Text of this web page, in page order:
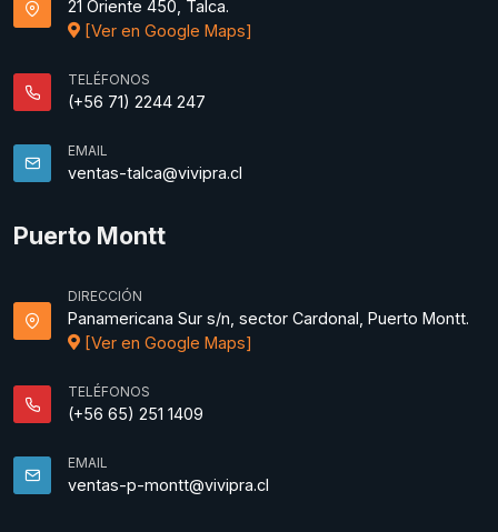
21 Oriente 450, Talca.
[Ver en Google Maps]
TELÉFONOS
(+56 71) 2244 247
EMAIL
ventas-talca@vivipra.cl
Puerto Montt
DIRECCIÓN
Panamericana Sur s/n, sector Cardonal, Puerto Montt.
[Ver en Google Maps]
TELÉFONOS
(+56 65) 251 1409
EMAIL
ventas-p-montt@vivipra.cl